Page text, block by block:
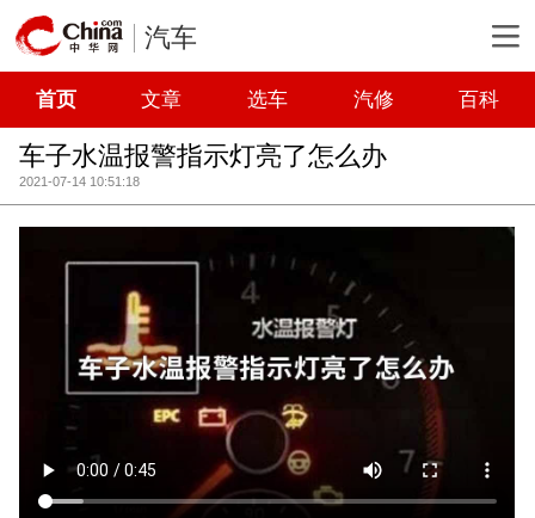
汽车
首页 文章 选车 汽修 百科
车子水温报警指示灯亮了怎么办
2021-07-14 10:51:18